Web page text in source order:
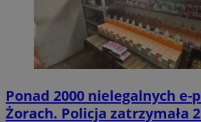
Ponad 2000 nielegalnych e-
Żorach. Policja zatrzymała